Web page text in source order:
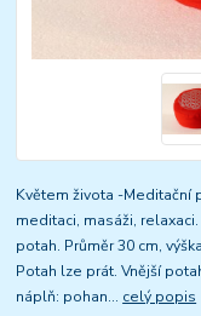
Květem života -Meditační
meditaci, masáži,
potah. Průměr 30 cm,
Potah lze prát. Vnější
náplň: pohan... celý popis